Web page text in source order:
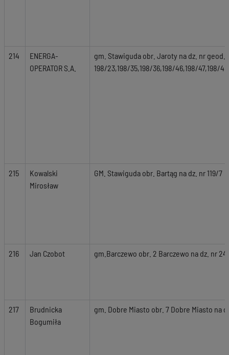
214
ENERGA-
OPERATOR S.A.
gm. Stawiguda obr. Jaroty na dz. nr geod.
198/23,198/35,198/36,198/46,198/47,198/
215
Kowalski
Mirosław
GM. Stawiguda obr. Bartąg na dz. nr 119/7
216 Jan Czobot gm.Barczewo obr. 2 Barczewo na dz. nr
217
Brudnicka
Bogumiła
gm. Dobre Miasto obr. 7 Dobre Miasto na